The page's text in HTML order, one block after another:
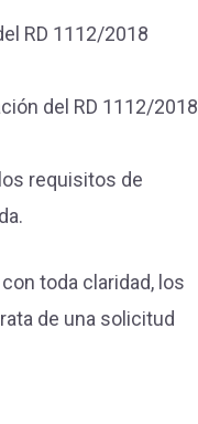
RD 1112/2018
del RD 1112/2018
requisitos de
toda claridad, los
de una solicitud